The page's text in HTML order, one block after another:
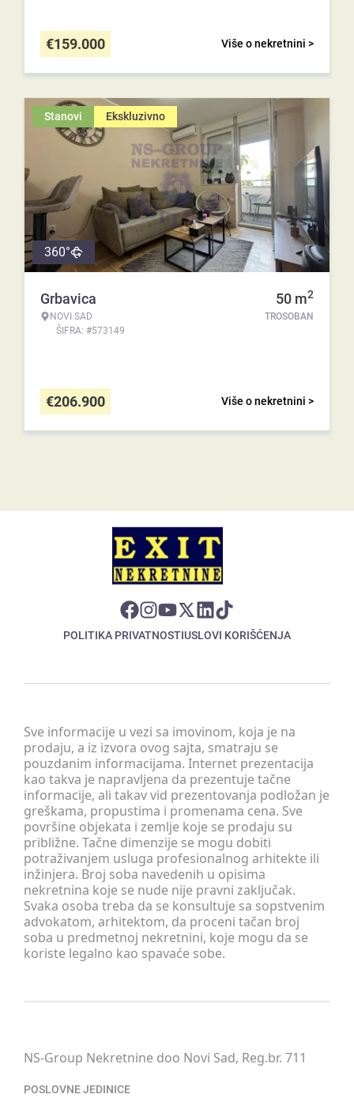
Više o nekretnini >
€159.000
Stanovi Ekskluzivno
360°
Grbavica
NOVI SAD
ŠIFRA: #573149
50 m2
TROSOBAN
Više o nekretnini >
€206.900
POLITIKA PRIVATNOSTIUSLOVI KORIŠĆENJA
Sve informacije u vezi sa imovinom, koja je na
prodaju, a iz izvora ovog sajta, smatraju se
pouzdanim informacijama. Internet prezentacija
kao takva je napravljena da prezentuje tačne
informacije, ali takav vid prezentovanja podložan je
greškama, propustima i promenama cena. Sve
površine objekata i zemlje koje se prodaju su
približne. Tačne dimenzije se mogu dobiti
potraživanjem usluga profesionalnog arhitekte ili
inžinjera. Broj soba navedenih u opisima
nekretnina koje se nude nije pravni zaključak.
Svaka osoba treba da se konsultuje sa sopstvenim
advokatom, arhitektom, da proceni tačan broj
soba u predmetnoj nekretnini, koje mogu da se
koriste legalno kao spavaće sobe.
NS-Group Nekretnine doo Novi Sad, Reg.br. 711
POSLOVNE JEDINICE